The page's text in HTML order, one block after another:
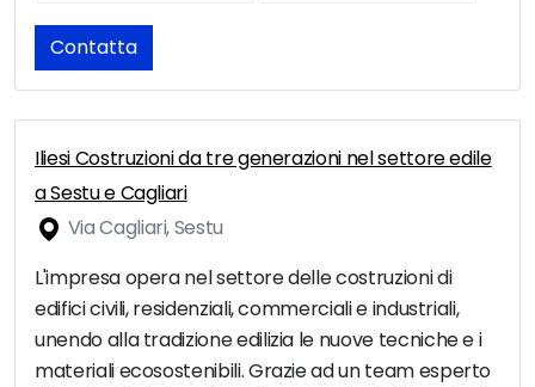
Contatta
Iliesi Costruzioni da tre generazioni nel settore edile
a Sestu e Cagliari
Via Cagliari, Sestu
L'impresa opera nel settore delle costruzioni di
edifici civili, residenziali, commerciali e industriali,
unendo alla tradizione edilizia le nuove tecniche e i
materiali ecosostenibili. Grazie ad un team esperto